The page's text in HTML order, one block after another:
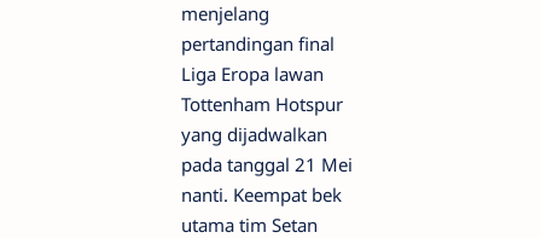
menjelang
pertandingan final
Liga Eropa lawan
Tottenham Hotspur
yang dijadwalkan
pada tanggal 21 Mei
nanti. Keempat bek
utama tim Setan